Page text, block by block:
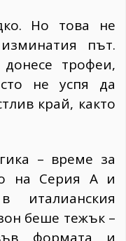
Но това не
път.
трофеи,
не успя да
край, както
– време за
на Серия А и
италианския
беше тежък –